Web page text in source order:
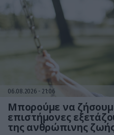
06.08.2026 21:06
Μπορούμε να
επιστήμονες
της ανθρώπινης